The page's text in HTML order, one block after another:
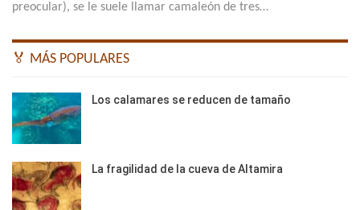
preocular), se le suele llamar camaleón de tres…
🏅 MÁS POPULARES
Los calamares se reducen de tamaño
La fragilidad de la cueva de Altamira